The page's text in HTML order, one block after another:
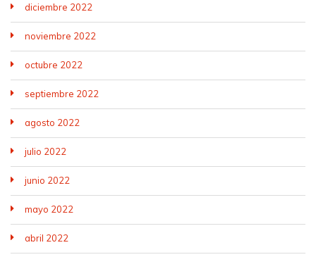
diciembre 2022
noviembre 2022
octubre 2022
septiembre 2022
agosto 2022
julio 2022
junio 2022
mayo 2022
abril 2022